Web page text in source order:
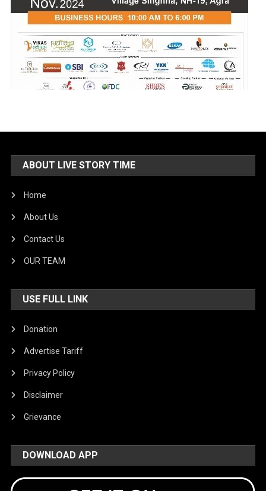
ABOUT LIVE STORY TIME
Home
About Us
Contact Us
OUR TEAM
USE FULL LINK
Donation
Advertise Tariff
Privacy Policy
Disclaimer
Grievance
DOWNLOAD APP